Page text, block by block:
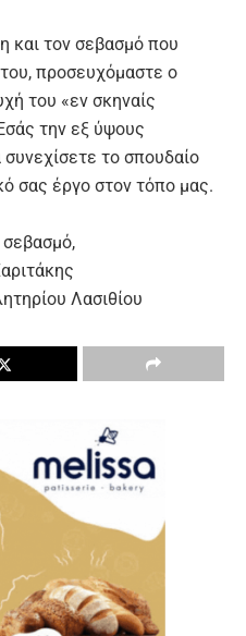
και τον σεβασμό που
προσευχόμαστε ο
του «εν σκηναίς
την εξ ύψους
το σπουδαίο
σας έργο στον τόπο μας.
Λασιθίου